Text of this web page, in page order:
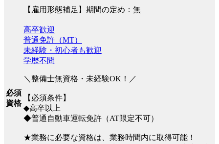
【雇用形態補足】期間の定め：無
必須
資格
高卒歓迎
普通免許（MT）
未経験・初心者も歓迎
学歴不問
＼整備士無資格・未経験OK！／
【必須条件】
◆高卒以上
◆普通自動車運転免許（AT限定不可）
★業務に必要な資格は、業務時間内に取得可能！